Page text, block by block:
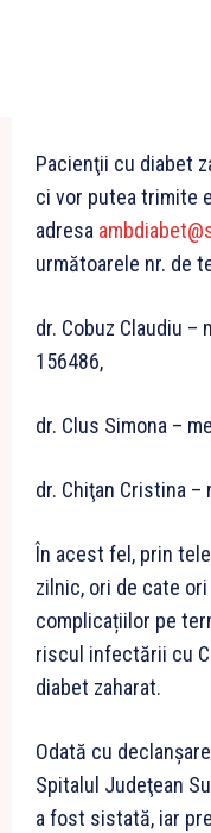
Pacienţii cu diabet
ci vor putea trimite
adresa
următoarele nr. de
dr. Cobuz Claudiu
156486,
dr. Clus Simona –
dr. Chiţan Cristina
În acest fel, prin
zilnic, ori de cate
complicațiilor pe
riscul infectării cu
diabet zaharat.
Odată cu
Spitalul Judeţean
a fost sistată, iar